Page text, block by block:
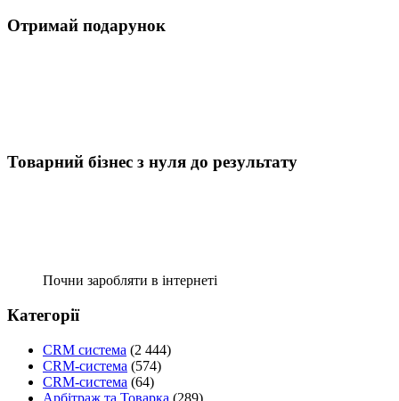
Отримай подарунок
Товарний бізнес з нуля до результату
Почни заробляти в інтернеті
Категорії
CRM система (2 444)
CRM-система (574)
CRM-система (64)
Арбітраж та Товарка (289)